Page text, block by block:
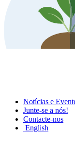
Notícias e
Junte-se a nós!
Contacte-nos
English